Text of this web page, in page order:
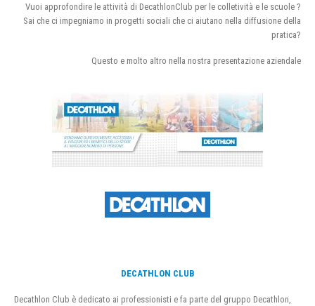
Vuoi approfondire le attività di DecathlonClub per le colletività e le scuole ?
Sai che ci impegniamo in progetti sociali che ci aiutano nella diffusione della
pratica?
Questo e molto altro nella nostra presentazione aziendale
DECATHLON CLUB
Decathlon Club è dedicato ai professionisti e fa parte del gruppo Decathlon,